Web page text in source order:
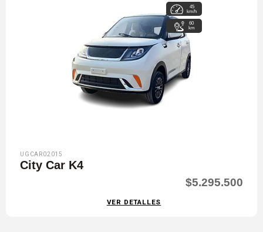
45
km/h
60
km
UGCAR02015
City Car K4
$5.295.500
VER DETALLES